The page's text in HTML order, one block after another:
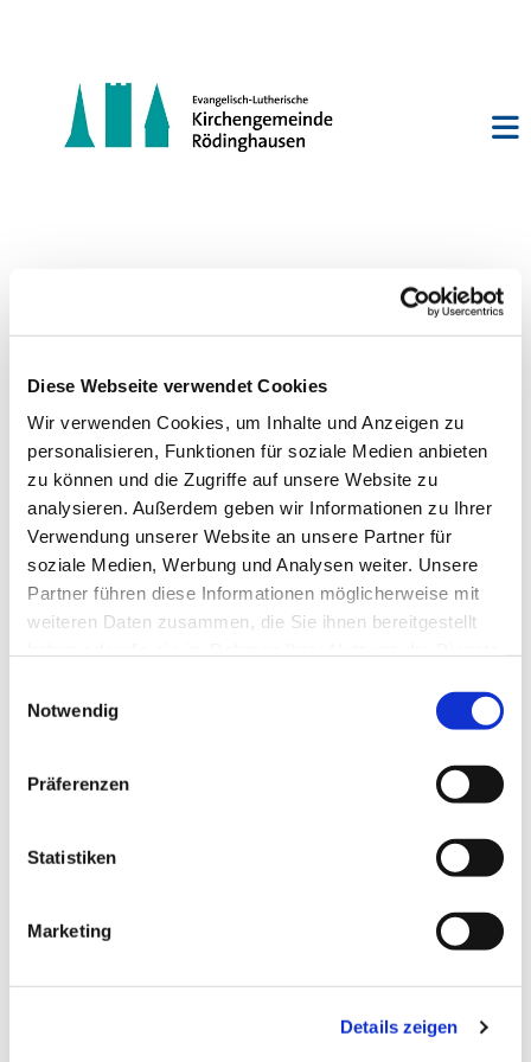
Diese Webseite verwendet Cookies
Wir verwenden Cookies, um Inhalte und Anzeigen zu
personalisieren, Funktionen für soziale Medien anbieten
zu können und die Zugriffe auf unsere Website zu
analysieren. Außerdem geben wir Informationen zu Ihrer
Verwendung unserer Website an unsere Partner für
soziale Medien, Werbung und Analysen weiter. Unsere
Partner führen diese Informationen möglicherweise mit
weiteren Daten zusammen, die Sie ihnen bereitgestellt
Notwendig
Präferenzen
Statistiken
Marketing
Details zeigen
Spielgruppe—“Spielen und
Klönen“
Donnerstag, 10. September 2026,